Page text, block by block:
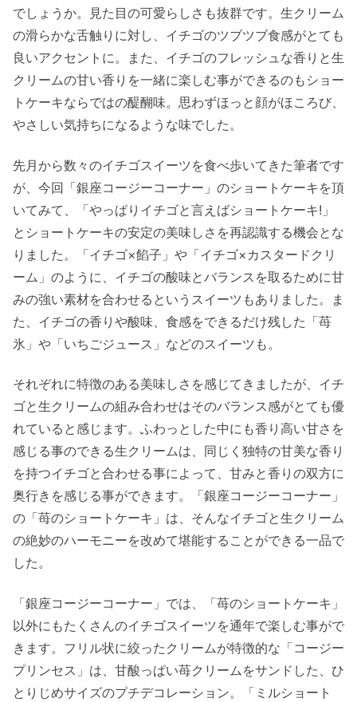
でしょうか。見た目の可愛らしさも抜群です。生クリーム
の滑らかな舌触りに対し、イチゴのツブツブ食感がとても
良いアクセントに。また、イチゴのフレッシュな香りと生
クリームの甘い香りを一緒に楽しむ事ができるのもショー
トケーキならではの醍醐味。思わずほっと顔がほころび、
やさしい気持ちになるような味でした。
先月から数々のイチゴスイーツを食べ歩いてきた筆者です
が、今回「銀座コージーコーナー」のショートケーキを頂
いてみて、「やっぱりイチゴと言えばショートケーキ!」
とショートケーキの安定の美味しさを再認識する機会とな
りました。「イチゴ×餡子」や「イチゴ×カスタードクリ
ーム」のように、イチゴの酸味とバランスを取るために甘
みの強い素材を合わせるというスイーツもありました。ま
た、イチゴの香りや酸味、食感をできるだけ残した「苺
氷」や「いちごジュース」などのスイーツも。
それぞれに特徴のある美味しさを感じてきましたが、イチ
ゴと生クリームの組み合わせはそのバランス感がとても優
れていると感じます。ふわっとした中にも香り高い甘さを
感じる事のできる生クリームは、同じく独特の甘美な香り
を持つイチゴと合わせる事によって、甘みと香りの双方に
奥行きを感じる事ができます。「銀座コージーコーナー」
の「苺のショートケーキ」は、そんなイチゴと生クリーム
の絶妙のハーモニーを改めて堪能することができる一品で
した。
「銀座コージーコーナー」では、「苺のショートケーキ」
以外にもたくさんのイチゴスイーツを通年で楽しむ事がで
きます。フリル状に絞ったクリームが特徴的な「コージー
プリンセス」は、甘酸っぱい苺クリームをサンドした、ひ
とりじめサイズのプチデコレーション。「ミルショート